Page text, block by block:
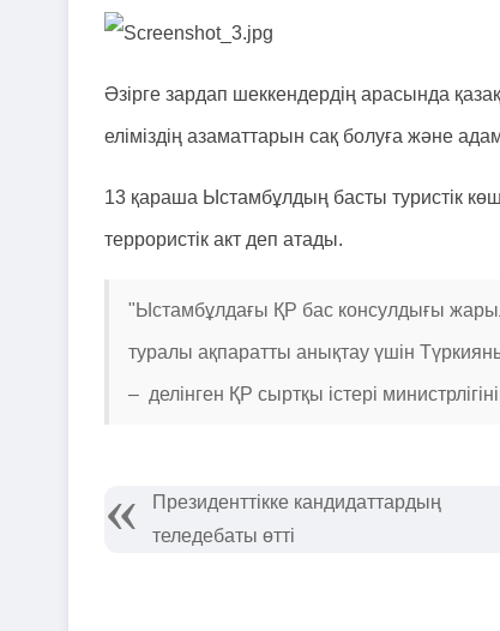
Әзірге зардап шеккендердің арасында
еліміздің азаматтарын сақ болуға және
13 қараша Ыстамбұлдың басты туристік
террористік акт деп атады.
"Ыстамбұлдағы ҚР бас консулдығы
туралы ақпаратты анықтау үшін
– делінген ҚР сыртқы істері
Президенттікке кандидаттардың
теледебаты өтті